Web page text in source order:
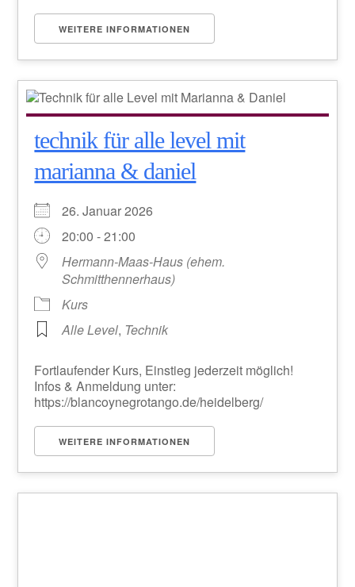
WEITERE INFORMATIONEN
technik für alle level mit
marianna & daniel
26. Januar 2026
20:00 - 21:00
Hermann-Maas-Haus (ehem.
Schmitthennerhaus)
Kurs
Alle Level, Technik
Fortlaufender Kurs, Einstieg jederzeit möglich!
Infos & Anmeldung unter:
https://blancoynegrotango.de/heidelberg/
WEITERE INFORMATIONEN